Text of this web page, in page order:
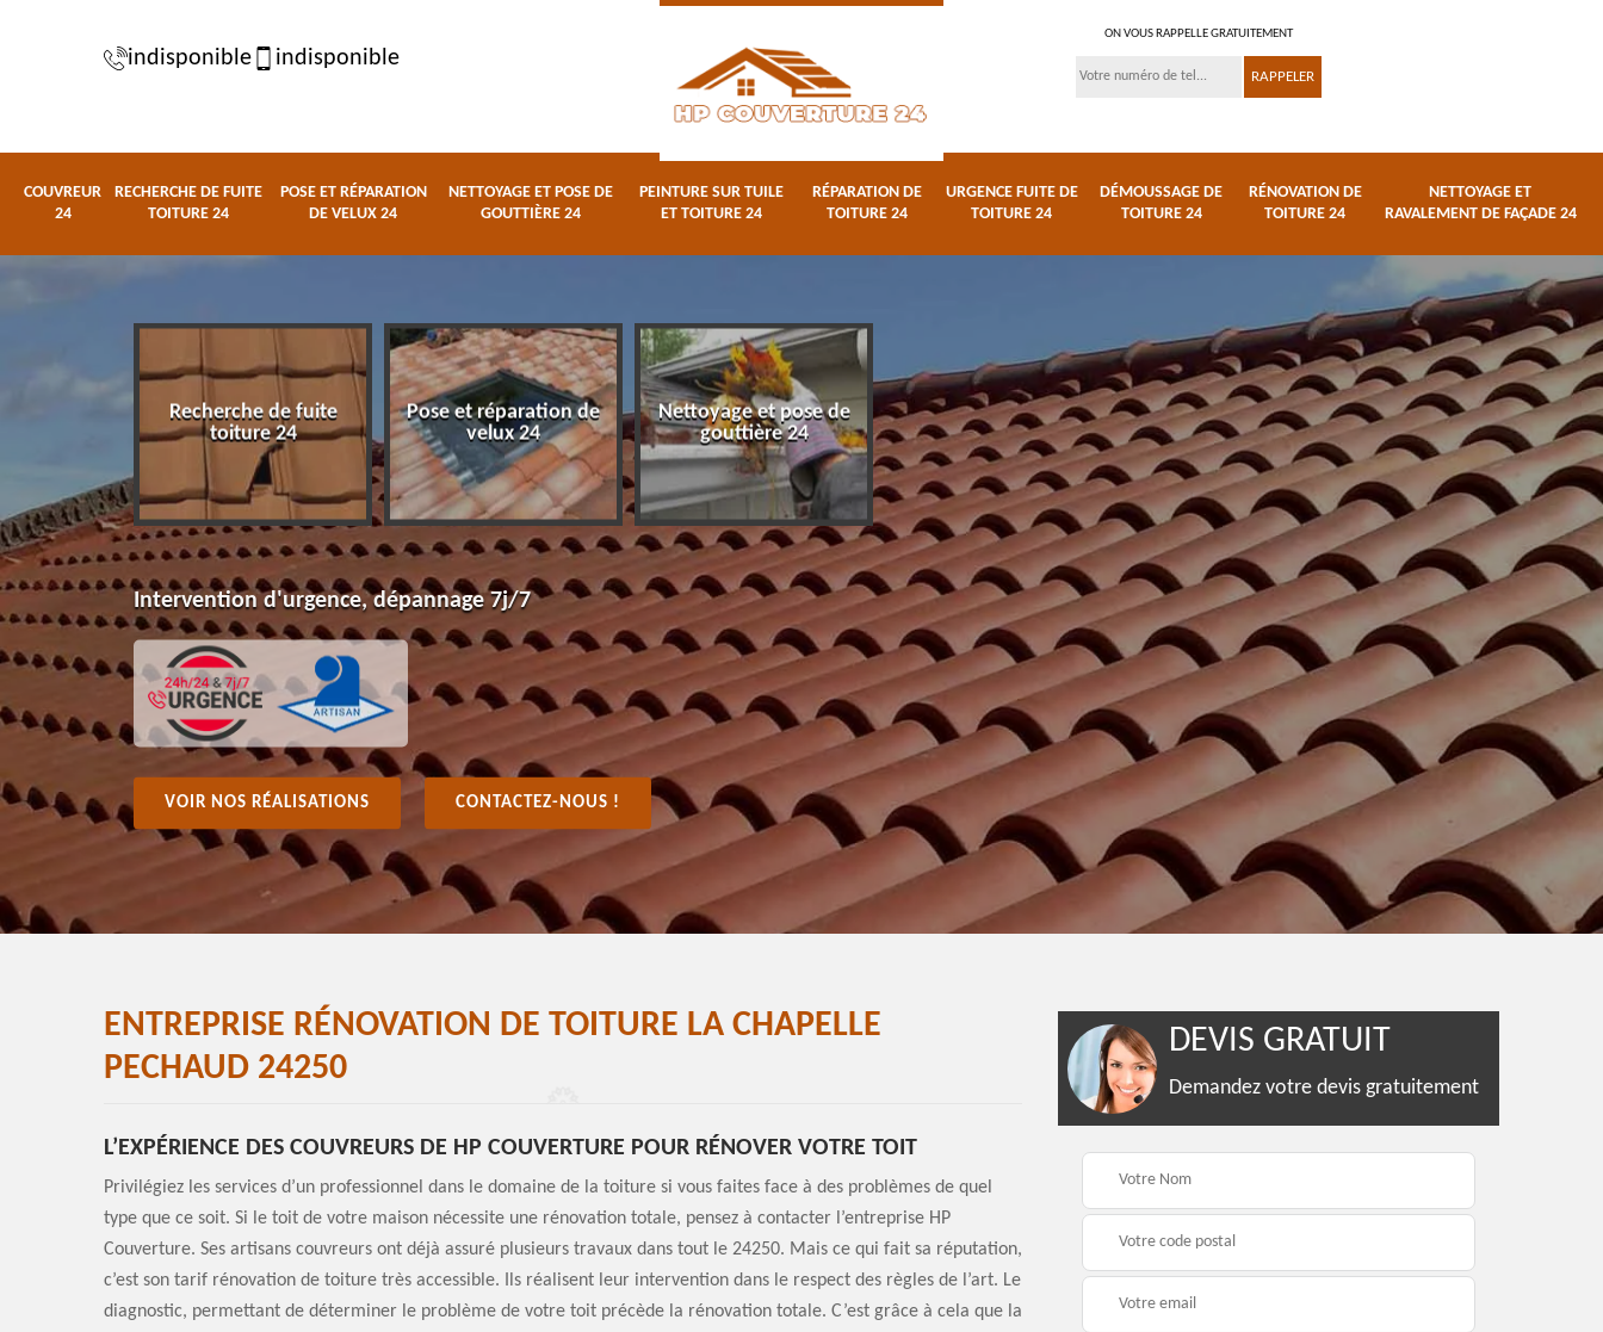
indisponible indisponible
ON VOUS RAPPELLE GRATUITEMENT
COUVREUR
24
RECHERCHE DE FUITE
TOITURE 24
POSE ET RÉPARATION
DE VELUX 24
NETTOYAGE ET POSE DE
GOUTTIÈRE 24
PEINTURE SUR TUILE
ET TOITURE 24
RÉPARATION DE
TOITURE 24
URGENCE FUITE DE
TOITURE 24
DÉMOUSSAGE DE
TOITURE 24
RÉNOVATION DE
TOITURE 24
NETTOYAGE ET
RAVALEMENT DE FAÇADE 24
Recherche de fuite
toiture 24
Pose et réparation de
velux 24
Nettoyage et pose de
gouttière 24
Peinture sur tuile et
toiture 24
Réparation de toiture
24
Urgence fuite de
toiture 24
Intervention d'urgence, dépannage 7j/7
VOIR NOS RÉALISATIONS CONTACTEZ-NOUS !
ENTREPRISE RÉNOVATION DE TOITURE LA CHAPELLE
PECHAUD 24250
L’EXPÉRIENCE DES COUVREURS DE HP COUVERTURE POUR RÉNOVER VOTRE TOIT
Privilégiez les services d’un professionnel dans le domaine de la toiture si vous faites face à des problèmes de quel
type que ce soit. Si le toit de votre maison nécessite une rénovation totale, pensez à contacter l’entreprise HP
Couverture. Ses artisans couvreurs ont déjà assuré plusieurs travaux dans tout le 24250. Mais ce qui fait sa réputation,
c’est son tarif rénovation de toiture très accessible. Ils réalisent leur intervention dans le respect des règles de l’art. Le
diagnostic, permettant de déterminer le problème de votre toit précède la rénovation totale. C’est grâce à cela que la
DEVIS GRATUIT
Demandez votre devis gratuitement